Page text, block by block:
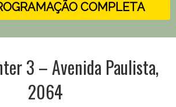
COMPLETA
3 – Avenida Paulista,
2064